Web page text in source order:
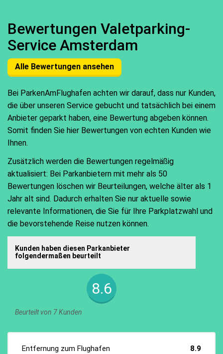
Bewertungen Valetparking-
Service Amsterdam
Alle Bewertungen ansehen
Bei ParkenAmFlughafen achten wir darauf, dass nur Kunden,
die über unseren Service gebucht und tatsächlich bei einem
Anbieter geparkt haben, eine Bewertung abgeben können.
Somit finden Sie hier Bewertungen von echten Kunden wie
Ihnen.
Zusätzlich werden die Bewertungen regelmäßig
aktualisiert: Bei Parkanbietern mit mehr als 50
Bewertungen löschen wir Beurteilungen, welche älter als 1
Jahr alt sind. Dadurch erhalten Sie nur aktuelle sowie
relevante Informationen, die Sie für Ihre Parkplatzwahl und
die bevorstehende Reise nutzen können.
Kunden haben diesen Parkanbieter
folgendermaßen beurteilt
8.6
Beurteilt von 7 Kunden
Entfernung zum Flughafen
8.9